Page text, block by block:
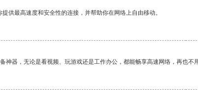
供最高速度和安全性的连接，并帮助你在网络上自由移动。
神器，无论是看视频、玩游戏还是工作办公，都能畅享高速网络，再也